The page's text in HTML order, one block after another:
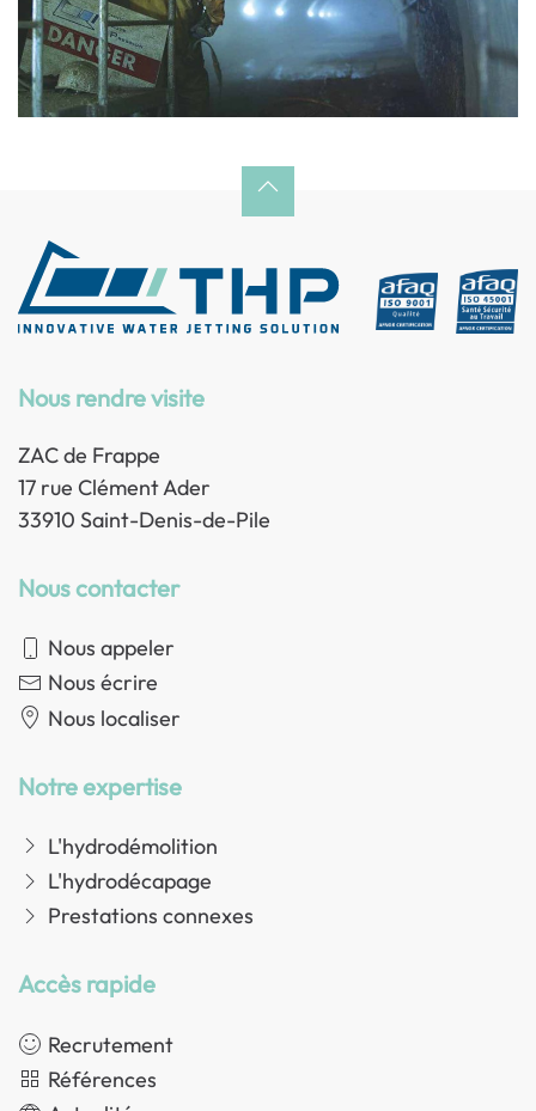
Nous rendre visite
ZAC de Frappe
17 rue Clément Ader
33910 Saint-Denis-de-Pile
Nous contacter
Nous appeler
Nous écrire
Nous localiser
Notre expertise
L'hydrodémolition
L'hydrodécapage
Prestations connexes
Accès rapide
Recrutement
Références